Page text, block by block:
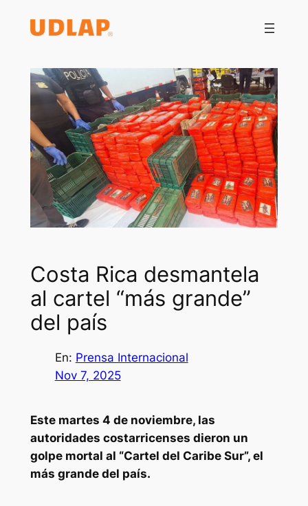
Costa Rica desmantela
al cartel “más grande”
del país
En: Prensa Internacional
Nov 7, 2025
Este martes 4 de noviembre, las
autoridades costarricenses dieron un
golpe mortal al “Cartel del Caribe Sur”, el
más grande del país.